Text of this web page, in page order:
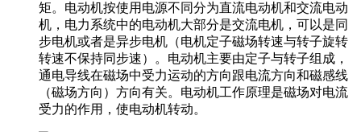
矩。电动机按使用电源不同分为直流电动机和交流电动
机，电力系统中的电动机大部分是交流电机，可以是同
步电机或者是异步电机（电机定子磁场转速与转子旋转
转速不保持同步速）。电动机主要由定子与转子组成，
通电导线在磁场中受力运动的方向跟电流方向和磁感线
（磁场方向）方向有关。电动机工作原理是磁场对电流
受力的作用，使电动机转动。